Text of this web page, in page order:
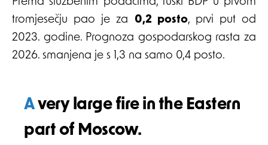
tromjesečju pao je za 0,2 posto, prvi put od
2023. godine. Prognoza gospodarskog rasta za
2026. smanjena je s 1,3 na samo 0,4 posto.
A very large fire in the Eastern
part of Moscow.